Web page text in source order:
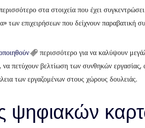
στα στοιχεία που έχει
των επιχειρήσεων που δείχνουν παραβατική
περισσότερο για να καλύψουν
να πετύχουν βελτίωση των συνθηκών
των εργαζομένων στους χώρους δουλειάς.
ψηφιακών